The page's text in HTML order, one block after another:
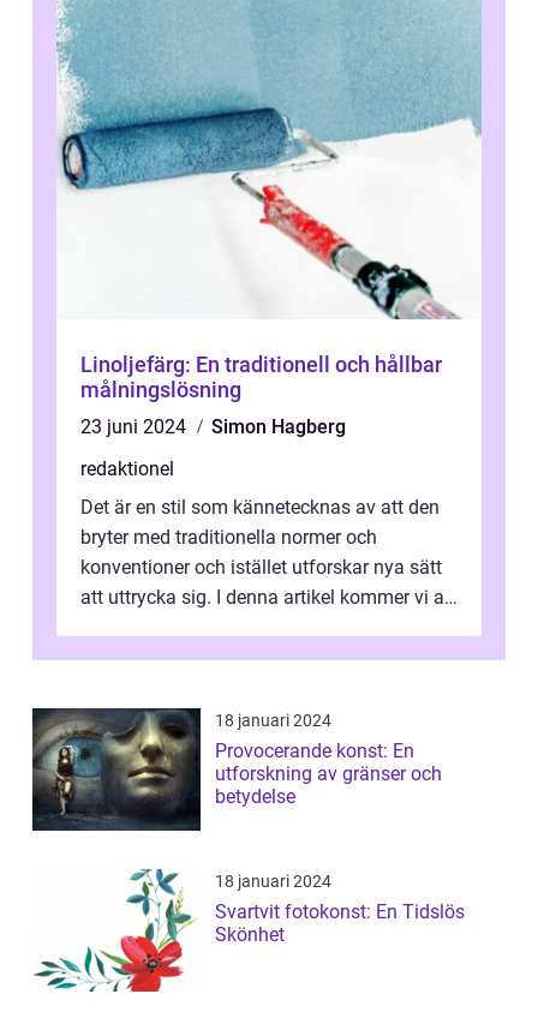
Linoljefärg: En traditionell och hållbar
målningslösning
23 juni 2024
Simon Hagberg
redaktionel
Det är en stil som kännetecknas av att den
bryter med traditionella normer och
konventioner och istället utforskar nya sätt
att uttrycka sig. I denna artikel kommer vi att
18 januari 2024
Provocerande konst: En
utforskning av gränser och
betydelse
18 januari 2024
Svartvit fotokonst: En Tidslös
Skönhet